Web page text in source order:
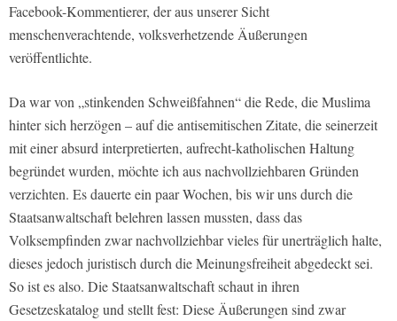
Facebook-Kommentierer, der aus unserer Sicht
menschenverachtende, volksverhetzende Äußerungen
veröffentlichte.
Da war von „stinkenden Schweißfahnen“ die Rede, die Muslima
hinter sich herzögen – auf die antisemitischen Zitate, die seinerzeit
mit einer absurd interpretierten, aufrecht-katholischen Haltung
begründet wurden, möchte ich aus nachvollziehbaren Gründen
verzichten. Es dauerte ein paar Wochen, bis wir uns durch die
Staatsanwaltschaft belehren lassen mussten, dass das
Volksempfinden zwar nachvollziehbar vieles für unerträglich halte,
dieses jedoch juristisch durch die Meinungsfreiheit abgedeckt sei.
So ist es also. Die Staatsanwaltschaft schaut in ihren
Gesetzeskatalog und stellt fest: Diese Äußerungen sind zwar